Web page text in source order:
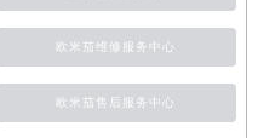
欧米茄维修服务中心
欧米茄售后服务中心